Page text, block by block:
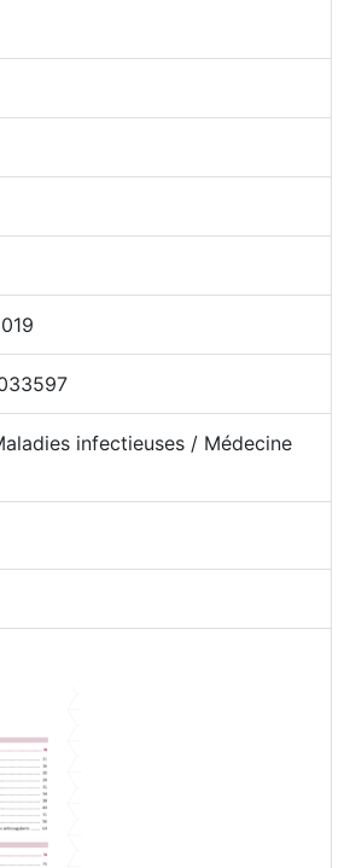
infectieuses / Médecine